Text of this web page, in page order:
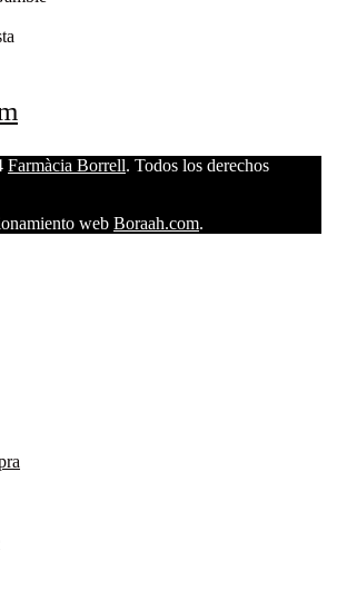
Farmàcia Borrell. Todos los derechos
web Boraah.com.